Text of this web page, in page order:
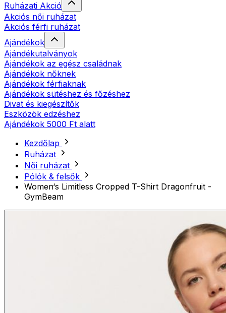
Ruházati Akció
Akciós női ruházat
Akciós férfi ruházat
Ajándékok
Ajándékutalványok
Ajándékok az egész családnak
Ajándékok nőknek
Ajándékok férfiaknak
Ajándékok sütéshez és főzéshez
Divat és kiegészítők
Eszközök edzéshez
Ajándékok 5000 Ft alatt
Kezdőlap
Ruházat
Női ruházat
Pólók & felsők
Women‘s Limitless Cropped T-Shirt Dragonfruit -
GymBeam